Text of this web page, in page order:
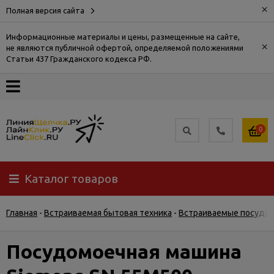
Полная версия сайта ×
Информационные материалы и цены, размещенные на сайте,
не являются публичной офертой, определяемой положениями
Статьи 437 Гражданского кодекса РФ.
×
О
Доставка
Самовывоз
Гарантия
0
Каталог товаров
Главная - Встраиваемая бытовая техника - Встраиваемые
Посудомоечная машина